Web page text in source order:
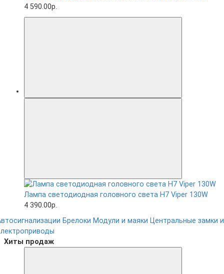
4 590.00р.
Лампа светодиодная головного света H7 Viper 130W
4 390.00р.
Брелоки Модули и маяки Центральные замки и
Хиты продаж